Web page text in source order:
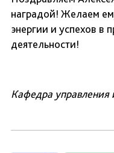
наградой! Желаем
энергии и успехов в
деятельности!
Кафедра управления